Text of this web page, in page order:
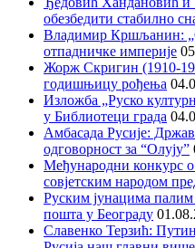
обезбедити стабилно
Владимир Кршљанин:
отпадничке империје
Жорж Скригин (1910-
годишњицу рођења
Изложба „Руско
у Библиотеци града
Амбасада Русије:
одговорност за “Олују”
Међународни конкурс
совјетским народом
Руским јунацима
пошта у Београду
Славенко Терзић: